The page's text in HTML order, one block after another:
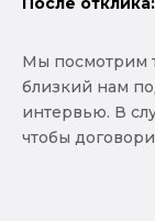
Мы посмотрим
близкий нам
интервью. В
чтобы